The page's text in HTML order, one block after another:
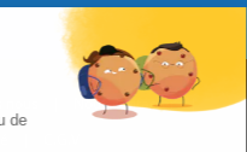
Nous contacter |